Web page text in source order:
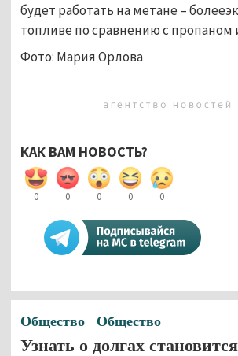
будет работать на метане –
топливе по сравнению с пропаном
Фото: Мария Орлова
КАК ВАМ НОВОСТЬ?
0 0 0 0 0
Общество Общество
Узнать о долгах